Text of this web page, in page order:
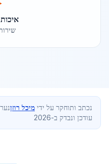
נכתב ותוחקר על ידי מיכל רוזן
עודכן ונבדק ב-2026